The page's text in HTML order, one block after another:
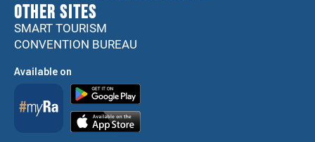
Other sites
SMART TOURISM
CONVENTION BUREAU
Available on